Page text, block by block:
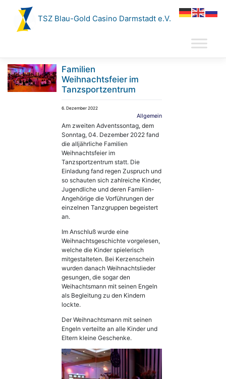
springen
TSZ Blau-Gold Casino Darmstadt e.V.
Familien
Weihnachtsfeier im
Tanzsportzentrum
6. Dezember 2022
Allgemein
Am zweiten Adventssontag, dem
Sonntag, 04. Dezember 2022 fand
die alljährliche Familien
Weihnachtsfeier im
Tanzsportzentrum statt. Die
Einladung fand regen Zuspruch und
so schauten sich zahlreiche Kinder,
Jugendliche und deren Familien-
Angehörige die Vorführungen der
einzelnen Tanzgruppen begeistert
an.
Im Anschluß wurde eine
Weihnachtsgeschichte vorgelesen,
welche die Kinder spielerisch
mitgestalteten. Bei Kerzenschein
wurden danach Weihnachtslieder
gesungen, die sogar den
Weihachtsmann mit seinen Engeln
als Begleitung zu den Kindern
lockte.
Der Weihnachtsmann mit seinen
Engeln verteilte an alle Kinder und
Eltern kleine Geschenke.